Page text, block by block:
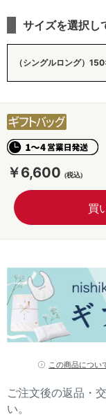
￥6,600
サイズを選択し
（シングルロング）
この商品につい
ご注文後の返品・
い。